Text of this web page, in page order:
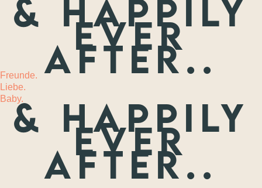
MEHR
& happily
ever
after..
Freunde.
Liebe.
Baby.& happily
ever
after..